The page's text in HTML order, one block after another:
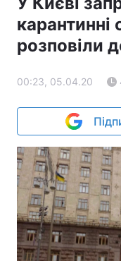
розповіли
00:23, 05.04.20